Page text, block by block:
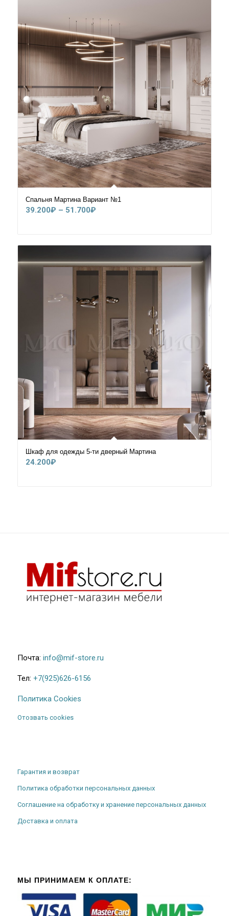
Спальня Мартина Вариант №1
39.200₽ – 51.700₽Диапазон
–
51.700₽
Шкаф для одежды 5-ти дверный Мартина
24.200₽
Почта: info@mif-store.ru
Тел: +7(925)626-6156
Политика Cookies
Отозвать cookies
Гарантия и возврат
Политика обработки персональных данных
Соглашение на обработку и хранение персональных данных
Доставка и оплата
МЫ ПРИНИМАЕМ К ОПЛАТЕ: